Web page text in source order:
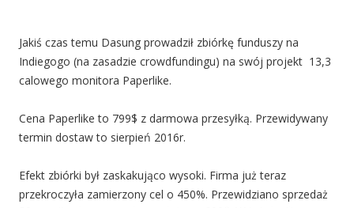
Jakiś czas temu Dasung prowadził zbiórkę funduszy na
Indiegogo (na zasadzie crowdfundingu) na swój projekt 13,3
calowego monitora Paperlike.
Cena Paperlike to 799$ z darmowa przesyłką. Przewidywany
termin dostaw to sierpień 2016r.
Efekt zbiórki był zaskakująco wysoki. Firma już teraz
przekroczyła zamierzony cel o 450%. Przewidziano sprzedaż